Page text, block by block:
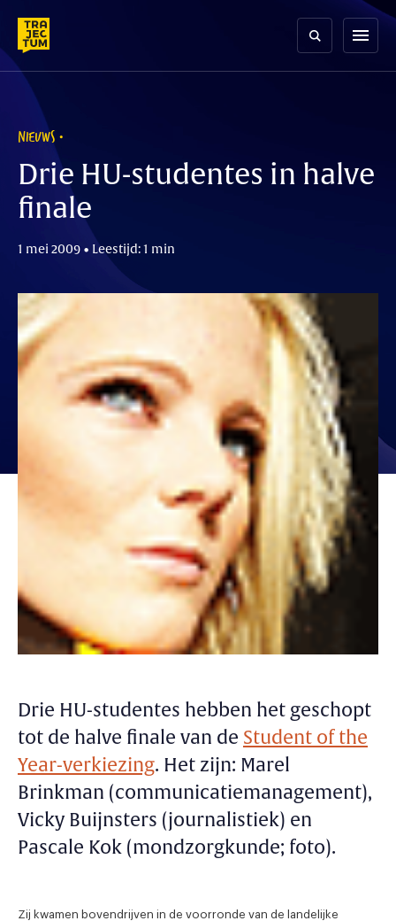
content
menu
NIEUWS
Drie HU-studentes in halve
finale
1 mei 2009 • Leestijd: 1 min
Drie HU-studentes hebben het geschopt
tot de halve finale van de Student of the
Year-verkiezing. Het zijn: Marel
Brinkman (communicatiemanagement),
Vicky Buijnsters (journalistiek) en
Pascale Kok (mondzorgkunde; foto).
Zij kwamen bovendrijven in de voorronde van de landelijke